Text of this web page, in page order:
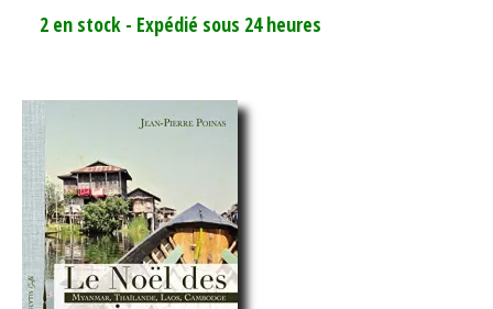
2 en stock - Expédié sous 24 heures